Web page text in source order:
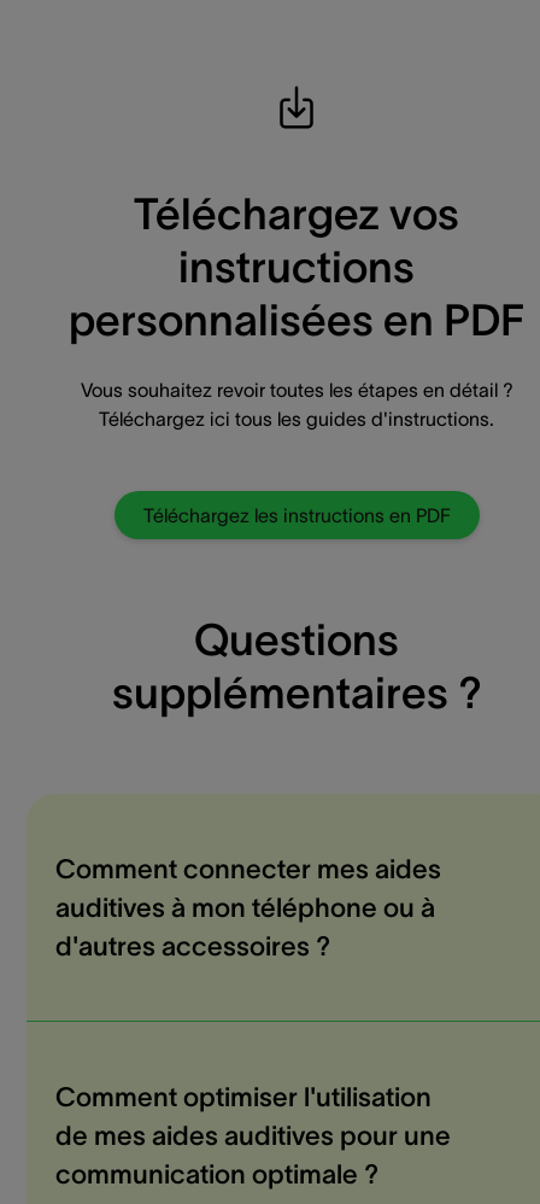
Téléchargez vos
instructions
personnalisées en PDF
Vous souhaitez revoir toutes les étapes en détail ?
Téléchargez ici tous les guides d'instructions.
Téléchargez les instructions en PDF
Questions
supplémentaires ?
Comment connecter mes aides
auditives à mon téléphone ou à
d'autres accessoires ?
Comment optimiser l'utilisation
de mes aides auditives pour une
communication optimale ?